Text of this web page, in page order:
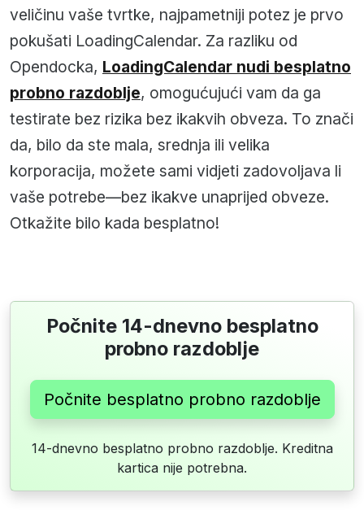
veličinu vaše tvrtke, najpametniji potez je prvo
pokušati LoadingCalendar. Za razliku od
Opendocka, LoadingCalendar nudi besplatno
probno razdoblje, omogućujući vam da ga
testirate bez rizika bez ikakvih obveza. To znači
da, bilo da ste mala, srednja ili velika
korporacija, možete sami vidjeti zadovoljava li
vaše potrebe—bez ikakve unaprijed obveze.
Otkažite bilo kada besplatno!
Počnite 14-dnevno besplatno
probno razdoblje
Počnite besplatno probno razdoblje
14-dnevno besplatno probno razdoblje. Kreditna
kartica nije potrebna.